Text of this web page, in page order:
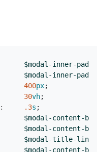
$modal-inner-
$modal-inner-
400px;
30vh;
: .3s ;
$modal-content-
$modal-content-
$modal-title-
$modal-content-bg